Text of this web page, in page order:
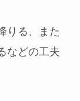
りる、また
などの工夫